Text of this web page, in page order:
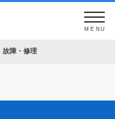
MENU
故障・修理